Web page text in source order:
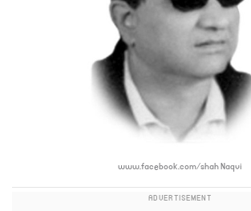
www.facebook.com/shah Naqvi